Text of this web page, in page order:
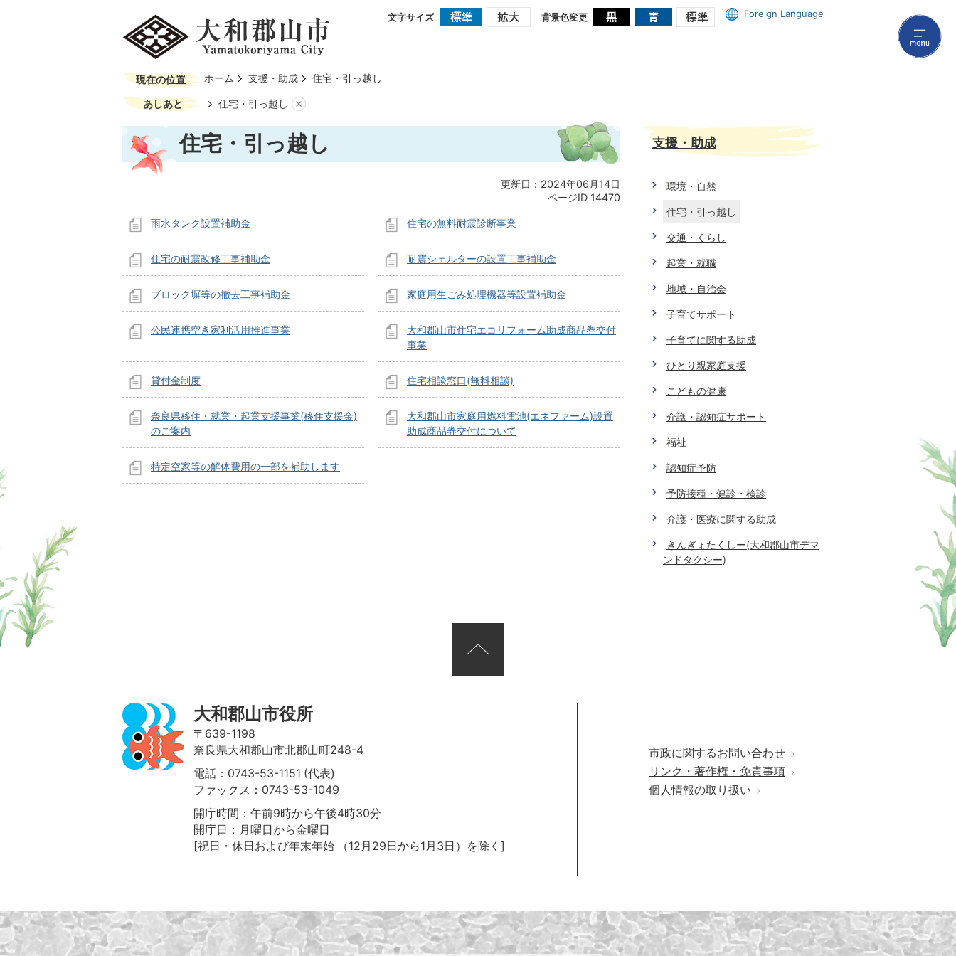
文字サイズ 背景色変更 Foreign Language
現在の位置 ホーム 支援・助成 住宅・引っ越し
あしあと 住宅・引っ越し
住宅・引っ越し
更新日：2024年06月14日
ページID 14470
雨水タンク設置補助金 住宅の無料耐震診断事業
住宅の耐震改修工事補助金 耐震シェルターの設置工事補助金
ブロック塀等の撤去工事補助金 家庭用生ごみ処理機器等設置補助金
公民連携空き家利活用推進事業
大和郡山市住宅エコリフォーム助成商品券交付
事業
貸付金制度 住宅相談窓口(無料相談)
奈良県移住・就業・起業支援事業(移住支援金)
のご案内
大和郡山市家庭用燃料電池(エネファーム)設置
助成商品券交付について
特定空家等の解体費用の一部を補助します
支援・助成
環境・自然
住宅・引っ越し
交通・くらし
起業・就職
地域・自治会
子育てサポート
子育てに関する助成
ひとり親家庭支援
こどもの健康
介護・認知症サポート
福祉
認知症予防
予防接種・健診・検診
介護・医療に関する助成
きんぎょたくしー(大和郡山市デマ
ンドタクシー)
大和郡山市役所
〒639-1198
奈良県大和郡山市北郡山町248-4
電話：0743-53-1151 (代表)
ファックス：0743-53-1049
開庁時間：午前9時から午後4時30分
開庁日：月曜日から金曜日
[祝日・休日および年末年始
（12月29日から1月3日）を除く]
市政に関するお問い合わせ
リンク・著作権・免責事項
個人情報の取り扱い